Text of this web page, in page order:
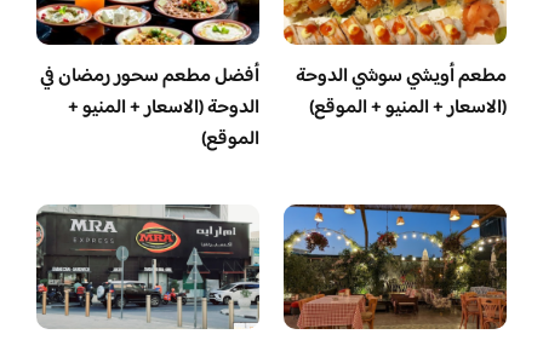
مطعم أويشي سوشي الدوحة
(الاسعار + المنيو + الموقع)
أفضل مطعم سحور رمضان في
الدوحة (الاسعار + المنيو +
الموقع)